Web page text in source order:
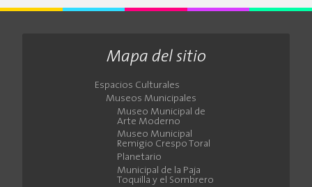
Mapa del sitio
Espacios Culturales
Museos Municipales
Museo Municipal de
Arte Moderno
Museo Municipal
Remigio Crespo Toral
Planetario
Municipal de la Paja
Toquilla y el Sombrero